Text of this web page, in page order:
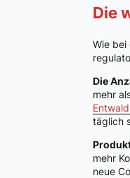
Die
Wie bei
Die
mehr
täglich
mehr
neue